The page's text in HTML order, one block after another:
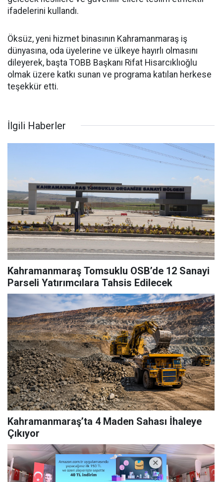
ifadelerini kullandı.
Öksüz, yeni hizmet binasının Kahramanmaraş iş
dünyasına, oda üyelerine ve ülkeye hayırlı olmasını
dileyerek, başta TOBB Başkanı Rifat Hisarcıklıoğlu
olmak üzere katkı sunan ve programa katılan herkese
teşekkür etti.
İlgili Haberler
Kahramanmaraş Tomsuklu OSB’de 12 Sanayi
Parseli Yatırımcılara Tahsis Edilecek
Kahramanmaraş’ta 4 Maden Sahası İhaleye
Çıkıyor